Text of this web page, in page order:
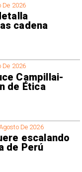
De 2026
cadena
De 2026
Campillai-
de Ética
De 2026
escalando
de Perú